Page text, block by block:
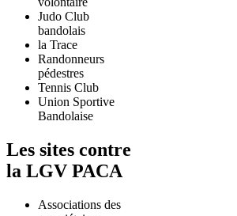
Judo Club
bandolais
la Trace
Randonneurs
pédestres
Tennis Club
Union Sportive
Bandolaise
Les sites contre
la LGV PACA
Associations des